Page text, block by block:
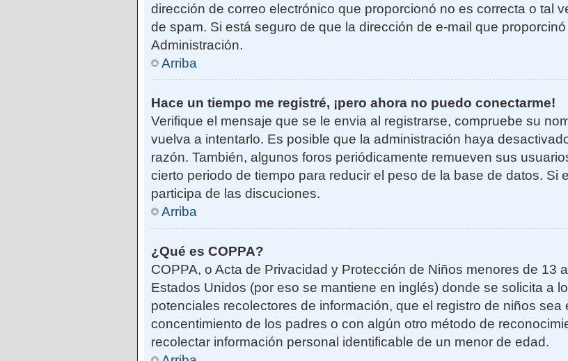
dirección de correo electrónico que proporcionó no es correcta o tal
de spam. Si está seguro de que la dirección de e-mail que
Administración.
Arriba
Hace un tiempo me registré, ¡pero ahora no puedo conectarme!
Verifique el mensaje que se le envia al registrarse, compruebe su
vuelva a intentarlo. Es posible que la administración haya
razón. También, algunos foros periódicamente remueven sus
cierto periodo de tiempo para reducir el peso de la base de datos. Si
participa de las discuciones.
Arriba
¿Qué es COPPA?
COPPA, o Acta de Privacidad y Protección de Niños menores de 13
Estados Unidos (por eso se mantiene en inglés) donde se solicita a
potenciales recolectores de información, que el registro de niños sea
concentimiento de los padres o con algún otro método de
recolectar información personal identificable de un menor de edad.